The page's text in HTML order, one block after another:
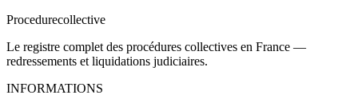
Procedurecollective
Le registre complet des procédures collectives en France —
redressements et liquidations judiciaires.
INFORMATIONS